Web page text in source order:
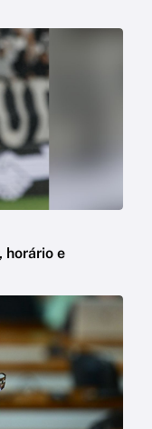
horário e